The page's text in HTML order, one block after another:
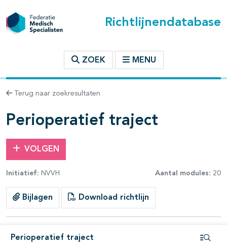
Richtlijnendatabase
ZOEK MENU
Terug naar zoekresultaten
Perioperatief traject
VOLGEN
Initiatief: NVVH Aantal modules: 20
Bijlagen Download richtlijn
Perioperatief traject
binnen deze richtlijn